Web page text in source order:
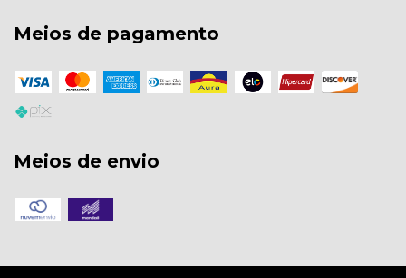
Meios de pagamento
Meios de envio